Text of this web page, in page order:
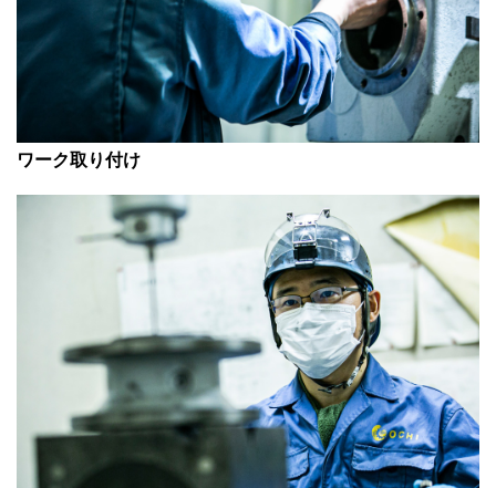
ワーク取り付け